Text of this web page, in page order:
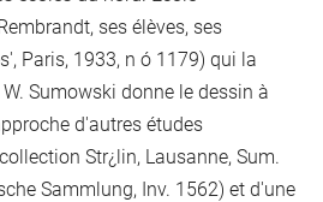
ses élèves, ses
Paris, 1933, n ó 1179) qui la
Sumowski donne le dessin à
d'autres études
Str¿lin, Lausanne, Sum.
Sammlung, Inv. 1562) et d'une